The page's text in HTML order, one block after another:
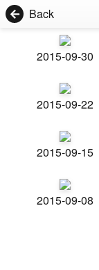
Back
2015-09-30
2015-09-22
2015-09-15
2015-09-08